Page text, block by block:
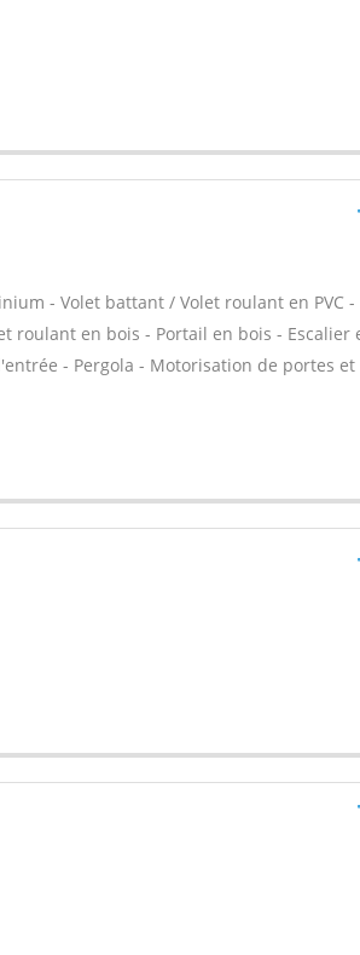
- Volet battant / Volet roulant en PVC -
roulant en bois - Portail en bois - Escalier
- Pergola - Motorisation de portes et